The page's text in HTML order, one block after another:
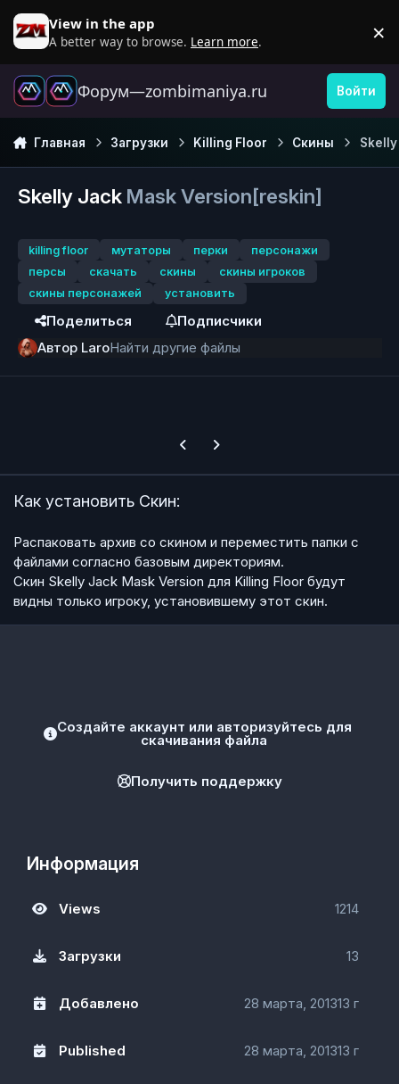
Перейти к содержанию
View in the app
A better way to browse. Learn more. ×
Форум—zombimaniya.ru Войти
Главная Загрузки Killing Floor Скины
Skelly Jack Mask Version[reskin]
killing floor мутаторы перки
персонажи
персы
скачать скины
скины игроков
скины персонажей
установить
Поделиться
Подписчики
Автор LaroНайти другие файлы
Previous carousel slide
Next carousel slide
Как установить Скин:
Распаковать архив со скином и переместить папки с
файлами согласно базовым директориям.
Скин Skelly Jack Mask Version для Killing Floor будут
видны только игроку, установившему этот скин.
Создайте аккаунт или авторизуйтесь для
скачивания файла
Получить поддержку
Информация
Views 1214
Загрузки 13
Добавлено 28 марта, 201313 г
Published 28 марта, 201313 г